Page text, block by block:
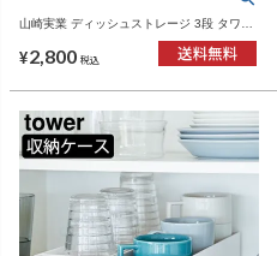
山崎実業 ディッシュストレージ 3段 タワー
tower | キッチン雑貨・タワーシリーズ
¥2,800 税込